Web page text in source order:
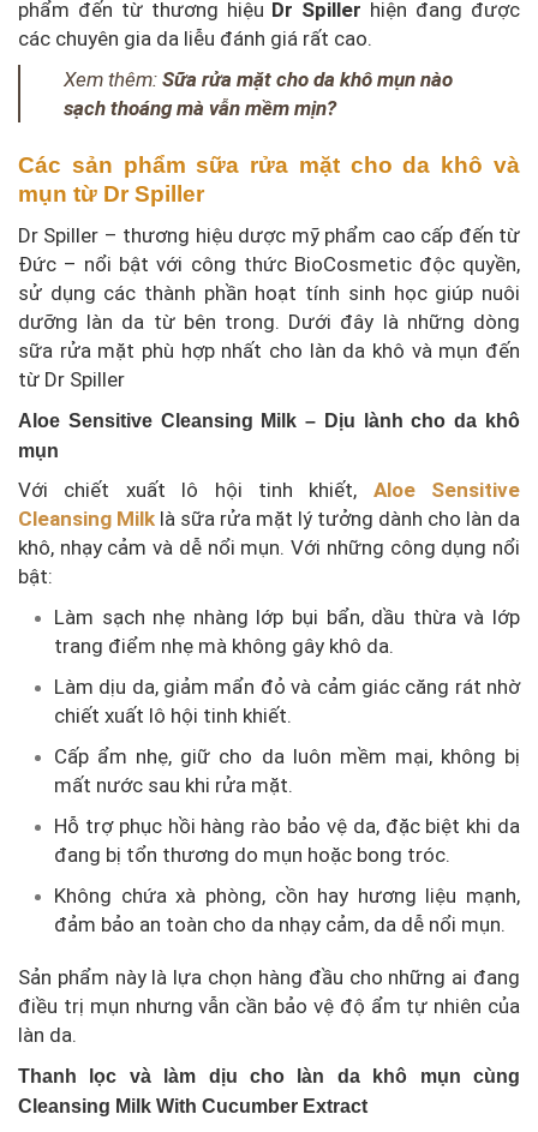
phẩm đến từ thương hiệu Dr Spiller hiện đang được
các chuyên gia da liễu đánh giá rất cao.
Xem thêm: Sữa rửa mặt cho da khô mụn nào
sạch thoáng mà vẫn mềm mịn?
Các sản phẩm sữa rửa mặt cho da khô và
mụn từ Dr Spiller
Dr Spiller – thương hiệu dược mỹ phẩm cao cấp đến từ
Đức – nổi bật với công thức BioCosmetic độc quyền,
sử dụng các thành phần hoạt tính sinh học giúp nuôi
dưỡng làn da từ bên trong. Dưới đây là những dòng
sữa rửa mặt phù hợp nhất cho làn da khô và mụn đến
từ Dr Spiller
Aloe Sensitive Cleansing Milk – Dịu lành cho da khô
mụn
Với chiết xuất lô hội tinh khiết, Aloe Sensitive
Cleansing Milk là sữa rửa mặt lý tưởng dành cho làn da
khô, nhạy cảm và dễ nổi mụn. Với những công dụng nổi
bật:
Làm sạch nhẹ nhàng lớp bụi bẩn, dầu thừa và lớp
trang điểm nhẹ mà không gây khô da.
Làm dịu da, giảm mẩn đỏ và cảm giác căng rát nhờ
chiết xuất lô hội tinh khiết.
Cấp ẩm nhẹ, giữ cho da luôn mềm mại, không bị
mất nước sau khi rửa mặt.
Hỗ trợ phục hồi hàng rào bảo vệ da, đặc biệt khi da
đang bị tổn thương do mụn hoặc bong tróc.
Không chứa xà phòng, cồn hay hương liệu mạnh,
đảm bảo an toàn cho da nhạy cảm, da dễ nổi mụn.
Sản phẩm này là lựa chọn hàng đầu cho những ai đang
điều trị mụn nhưng vẫn cần bảo vệ độ ẩm tự nhiên của
làn da.
Thanh lọc và làm dịu cho làn da khô mụn cùng
Cleansing Milk With Cucumber Extract